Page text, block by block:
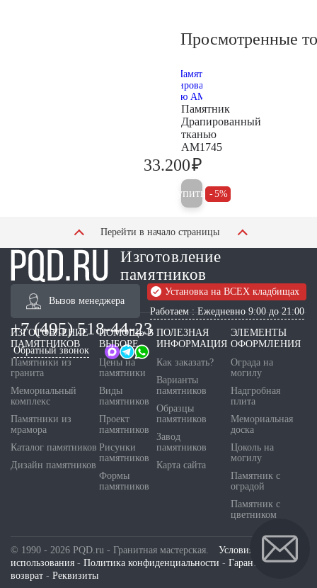
Просмотренные
Памятник
Драпированный
тканью
AM1745
33.200₽
Купить 5%
Перейти в начало страницы
Изготовление
памятников
Вызов менеджера
Установка на ВСЕХ кладбищах
Работаем : Ежедневно 9:00 до 21:00
+7 (495) 518-44-23
Обратный звонок
ИЗГОТОВЛЕНИЕ
ПАМЯТНИКОВ
Памятники из
гранита
Мемориальный
комплекс
Памятники из
мрамора
Каталог памятников
Дизайн памятников
ПОМОЩЬ В
ВЫБОРЕ
Цены на
памятники
Виды
памятников
Проект
памятников
Рисунки
памятников
Формы
памятников
ПОЛЕЗНАЯ
ИНФОРМАЦИЯ
Как заказать?
Варианты
памятников
Образцы
памятников
Завод
памятников
Карта сайта
ЭЛЕМЕНТЫ
ОФОРМЛЕНИЯ
Ограда на
могилу
Надгробная
плита
Мемориальная
доска
Цоколь на
могилу
Памятник с
оградой
Памятник с
цветником
© 1990 - 2026 PQD.ru - Гранитная мастерская. Условия
использования - Политика конфиденциальности - Гарантия и
возврат - Реквизиты